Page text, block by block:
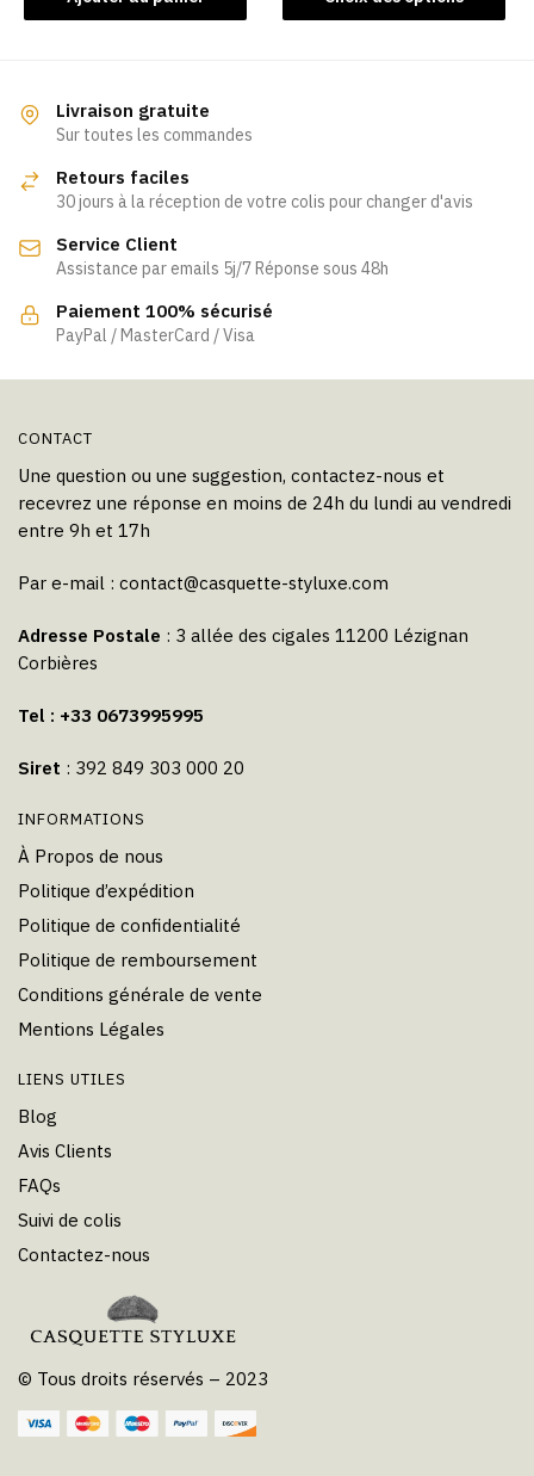
plusieurs
choisies
Livraison gratuite
Sur toutes les commandes
Retours faciles
30 jours à la réception de votre colis pour changer d'avis
Service Client
Assistance par emails 5j/7 Réponse sous 48h
Paiement 100% sécurisé
PayPal / MasterCard / Visa
CONTACT
Une question ou une suggestion, contactez-nous et
recevrez une réponse en moins de 24h du lundi au vendredi
entre 9h et 17h
Par e-mail : contact@casquette-styluxe.com
Adresse Postale : 3 allée des cigales 11200 Lézignan
Corbières
Tel : +33 0673995995
Siret : 392 849 303 000 20
INFORMATIONS
À Propos de nous
Politique d’expédition
Politique de confidentialité
Politique de remboursement
Conditions générale de vente
Mentions Légales
LIENS UTILES
Blog
Avis Clients
FAQs
Suivi de colis
Contactez-nous
© Tous droits réservés – 2023